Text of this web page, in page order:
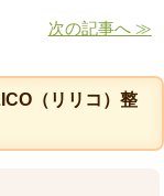
次の記事へ ≫
（リリコ）整